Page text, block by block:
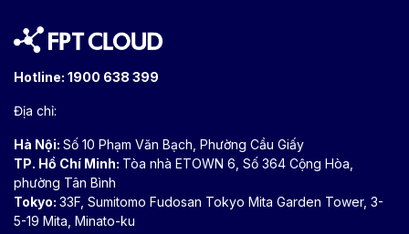
Hotline: 1900 638 399
Địa chỉ:
Hà Nội: Số 10 Phạm Văn Bạch, Phường Cầu Giấy
TP. Hồ Chí Minh: Tòa nhà ETOWN 6, Số 364 Cộng Hòa,
phường Tân Bình
Tokyo: 33F, Sumitomo Fudosan Tokyo Mita Garden Tower, 3-
5-19 Mita, Minato-ku